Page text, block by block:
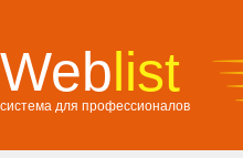
Weblist
система для профессионалов